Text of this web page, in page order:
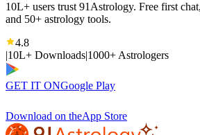
10L+ users trust 91Astrology. Free first
and 50+ astrology tools.
4.8
|10L+ Downloads|1000+ Astrologers
GET IT ONGoogle Play
Download on theApp Store